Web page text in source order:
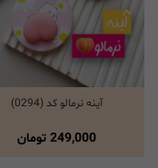
انتخاب گزینه ها
آینه نرمالو کد (0294)
249,000 تومان